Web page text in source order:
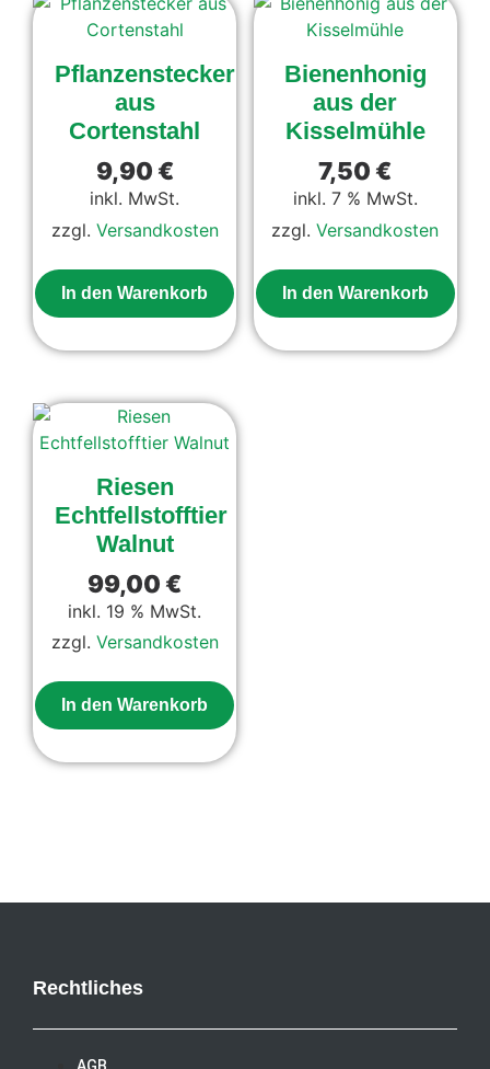
Pflanzenstecker
aus
Cortenstahl
9,90€
inkl. MwSt.
zzgl. Versandkosten
In den Warenkorb
Produkt
mehrere
Varianten
Die
Optionen
können
der
Produktseite
gewählt
Bienenhonig
aus der
Kisselmühle
7,50€
inkl. 7 % MwSt.
zzgl.Versandkosten
In den Warenkorb
Riesen
Echtfellstofftier
Walnut
99,00€
inkl. 19 % MwSt.
zzgl. Versandkosten
In den Warenkorb
Rechtliches